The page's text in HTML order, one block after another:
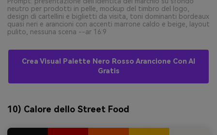
neutro per prodotti in pelle, mockup del timbro del logo,
design di cartellini e biglietti da visita, toni dominanti bordeaux
quasi neri e arancioni con accenti marrone caldo e beige, layout
pulito, nessuna scena --ar 16:9
Crea Visual Palette Nero Rosso Arancione Con AI
Gratis
10) Calore dello Street Food